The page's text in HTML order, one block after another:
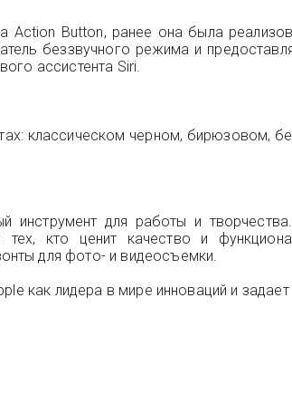
Action Button, ранее она была
беззвучного режима и
ассистента Siri.
классическом черном,
для работы и
кто ценит качество и
для фото- и видеосъемки.
как лидера в мире инноваций и